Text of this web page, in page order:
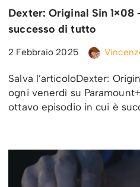
Dexter: Original Sin 1×08
successo di tutto
2 Febbraio 2025
Salva l’articoloDexter:
ogni venerdì su
ottavo episodio in cui è